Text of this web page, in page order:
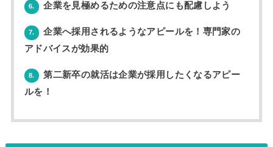
6. 企業を見極めるための注意点にも配慮しよう
7.
企業へ採用されるようなアピールを！専門家の
アドバイスが効果的
8.
第二新卒の就活は企業が採用したくなるアピー
ルを！